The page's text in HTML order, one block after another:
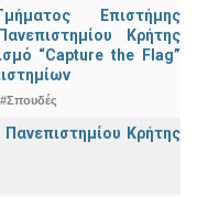
Επιστήμης
Κρήτης
“Capture the Flag”
#Σπουδές
Κρήτης